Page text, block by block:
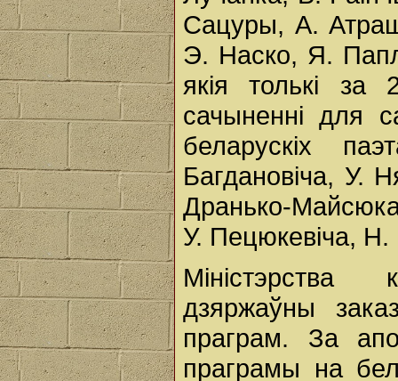
Сацуры, А.
Э. Наско, Я.
якія толькі за
сачыненні для
беларускіх
Багдановіча, У.
Дранько-
У. Пецюкевіча, Н.
дзяржаўны
праграм. За
праграмы на